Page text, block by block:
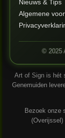
Nieuws & Tips
Algemene
© 2025
Art of Sign is hét
Genemuiden
Bezoek onze